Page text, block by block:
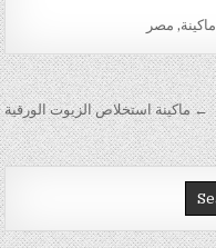
ماكينة, مصر
← ماكينة استخلاص الزيوت الورقية